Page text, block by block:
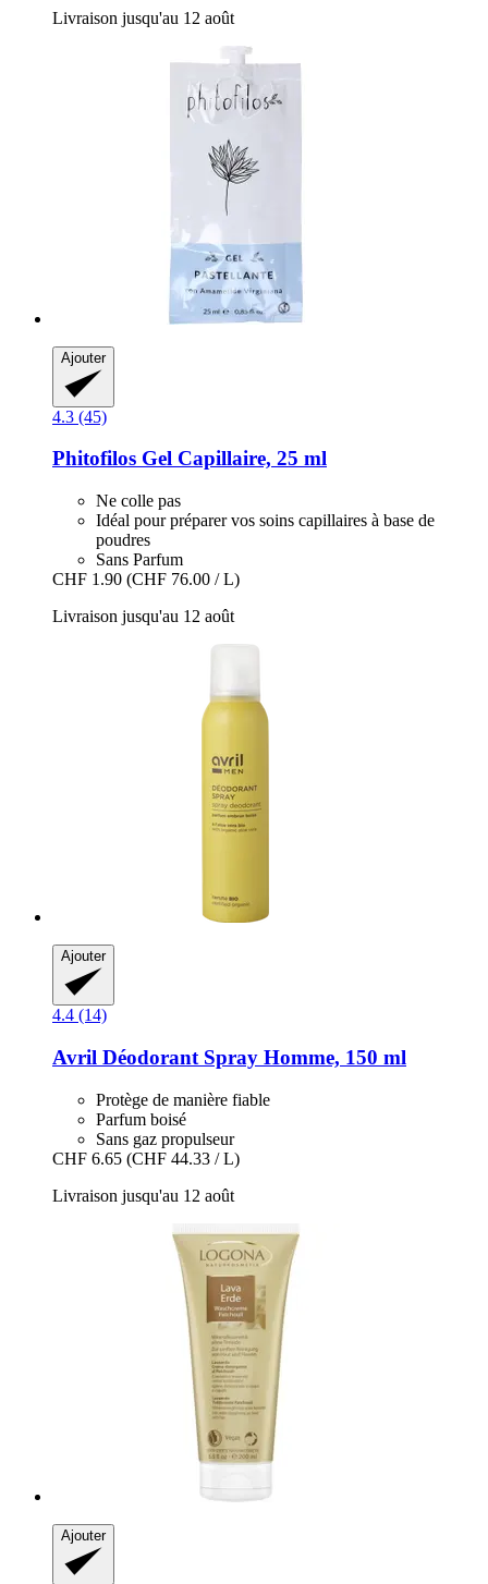
Livraison jusqu'au 12 août
Ajouter
4.3 (45)
Phitofilos Gel Capillaire, 25 ml
Ne colle pas
Idéal pour préparer vos soins capillaires à base de
poudres
Sans Parfum
CHF 1.90 (CHF 76.00 / L)
Livraison jusqu'au 12 août
Ajouter
4.4 (14)
Avril Déodorant Spray Homme, 150 ml
Protège de manière fiable
Parfum boisé
Sans gaz propulseur
CHF 6.65 (CHF 44.33 / L)
Livraison jusqu'au 12 août
Ajouter